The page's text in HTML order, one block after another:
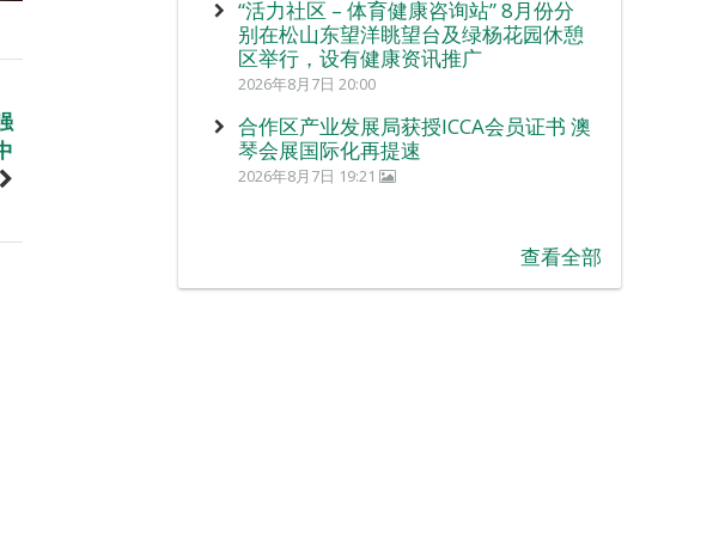
“活力社区 – 体育健康咨询站” 8月份分
别在松山东望洋眺望台及绿杨花园休憩
区举行，设有健康资讯推广
2026年8月7日 20:00
合作区产业发展局获授ICCA会员证书 澳
琴会展国际化再提速
2026年8月7日 19:21
查看全部